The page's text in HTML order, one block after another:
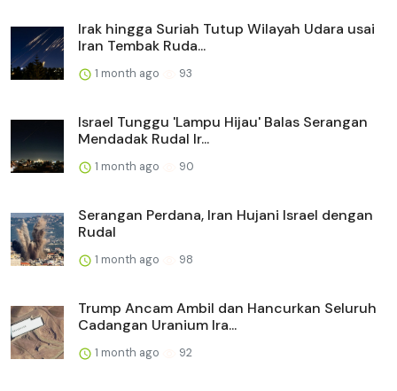
Irak hingga Suriah Tutup Wilayah Udara usai
Iran Tembak Ruda...
1 month ago 93
Israel Tunggu 'Lampu Hijau' Balas Serangan
Mendadak Rudal Ir...
1 month ago 90
Serangan Perdana, Iran Hujani Israel dengan
Rudal
1 month ago 98
Trump Ancam Ambil dan Hancurkan Seluruh
Cadangan Uranium Ira...
1 month ago 92